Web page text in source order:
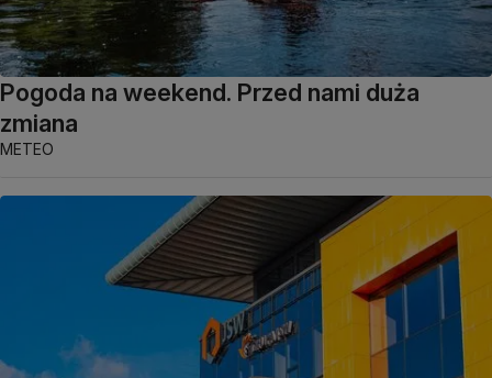
Pogoda na weekend. Przed nami duża
zmiana
METEO